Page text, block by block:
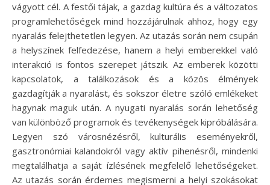
vágyott cél. A festői tájak, a gazdag kultúra és a változatos
programlehetőségek mind hozzájárulnak ahhoz, hogy egy
nyaralás felejthetetlen legyen. Az utazás során nem csupán
a helyszínek felfedezése, hanem a helyi emberekkel való
interakció is fontos szerepet játszik. Az emberek közötti
kapcsolatok, a találkozások és a közös élmények
gazdagítják a nyaralást, és sokszor életre szóló emlékeket
hagynak maguk után. A nyugati nyaralás során lehetőség
van különböző programok és tevékenységek kipróbálására.
Legyen szó városnézésről, kulturális eseményekről,
gasztronómiai kalandokról vagy aktív pihenésről, mindenki
megtalálhatja a saját ízlésének megfelelő lehetőségeket.
Az utazás során érdemes megismerni a helyi szokásokat